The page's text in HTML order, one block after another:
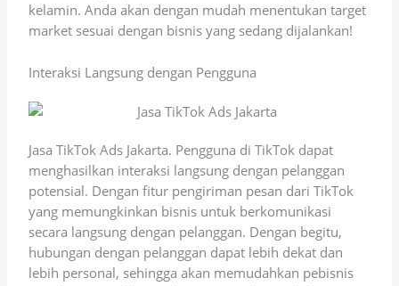
kelamin. Anda akan dengan mudah menentukan target
market sesuai dengan bisnis yang sedang dijalankan!
Interaksi Langsung dengan Pengguna
Jasa TikTok Ads Jakarta. Pengguna di TikTok dapat
menghasilkan interaksi langsung dengan pelanggan
potensial. Dengan fitur pengiriman pesan dari TikTok
yang memungkinkan bisnis untuk berkomunikasi
secara langsung dengan pelanggan. Dengan begitu,
hubungan dengan pelanggan dapat lebih dekat dan
lebih personal, sehingga akan memudahkan pebisnis